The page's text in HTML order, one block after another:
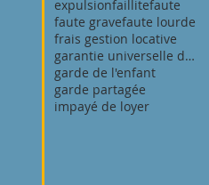
expulsionfaillitefaute
faute gravefaute lourde
frais gestion locative
garantie universelle des loyers (gul)
garde de l'enfant
garde partagée
impayé de loyer